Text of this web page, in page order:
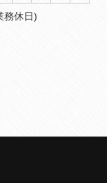
務休日)